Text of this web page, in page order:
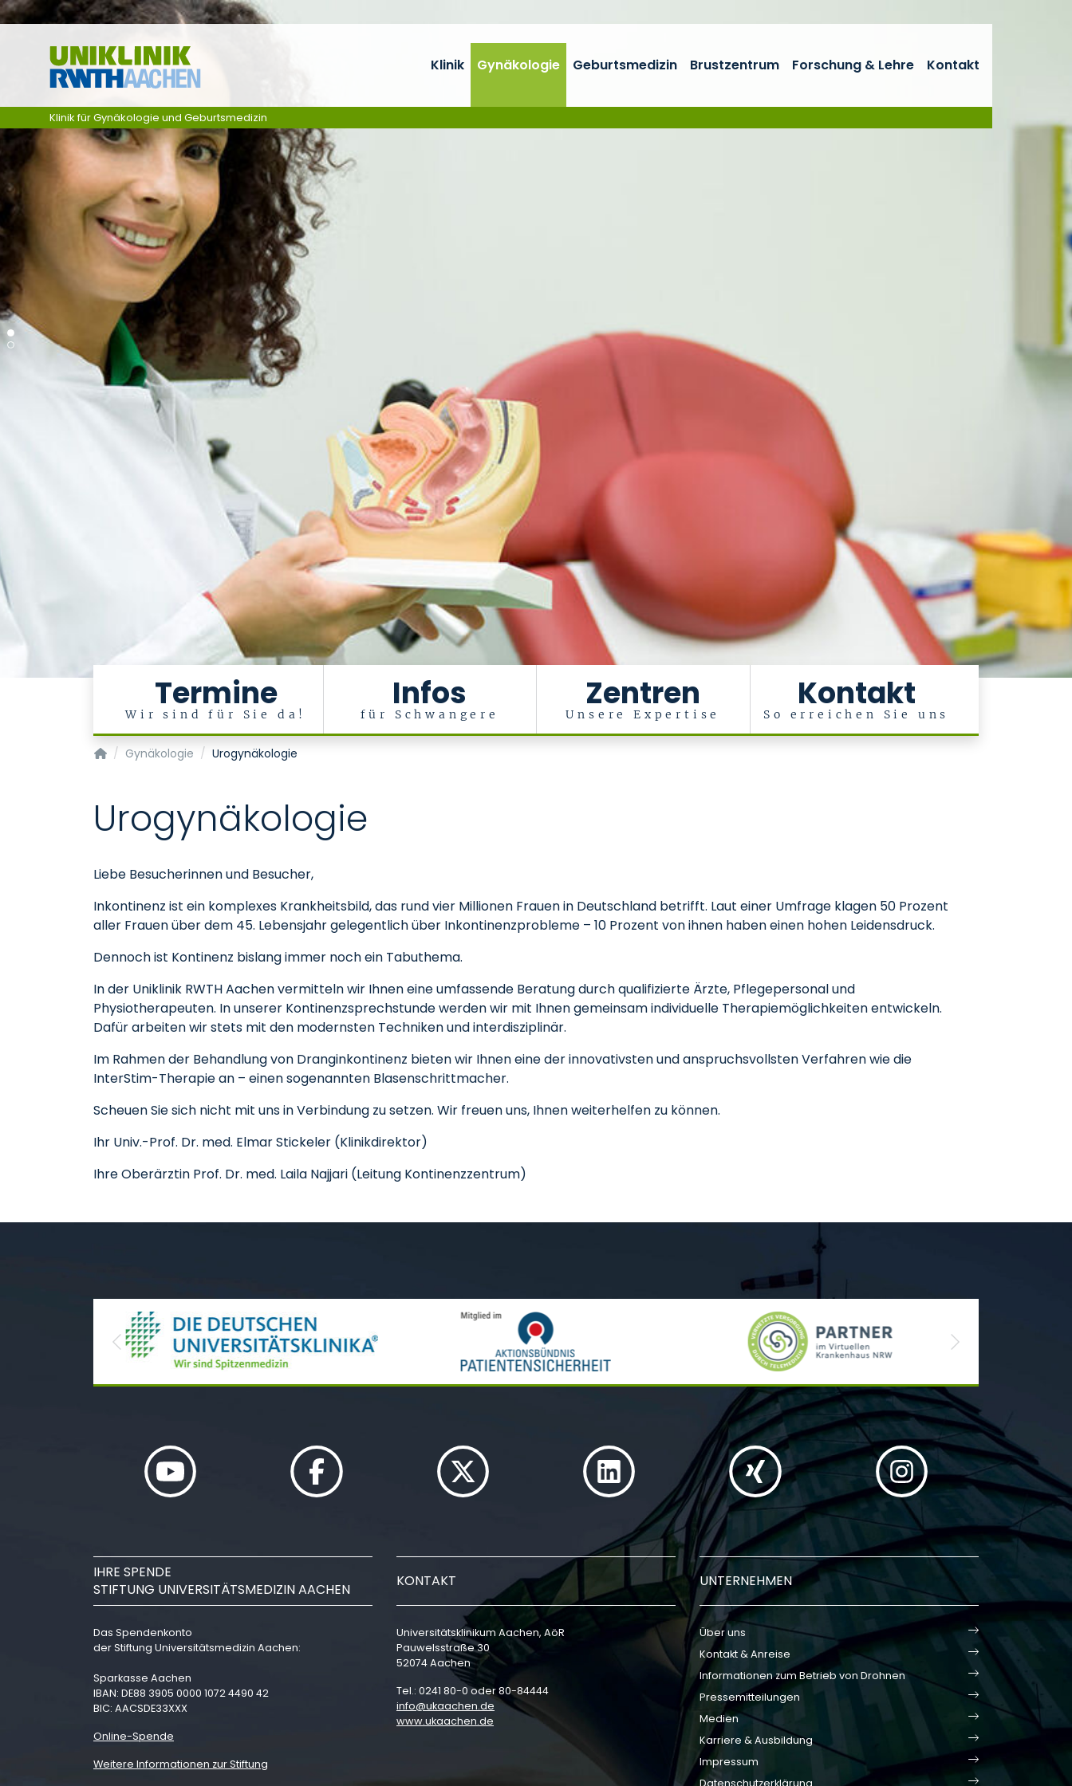
Zum Inhalt springen
Termine
Wir sind für Sie da!
Infos
für Schwangere
Zentren
Unsere Expertise
Kontakt
So erreichen Sie uns
Klinik Gynäkologie Geburtsmedizin Brustzentrum Forschung & Lehre Kontakt
Klinik für Gynäkologie und Geburtsmedizin
Klinik für Gynäkologie und Geburtsmedizin
Gynäkologie Urogynäkologie
Urogynäkologie
Liebe Besucherinnen und Besucher,
Inkontinenz ist ein komplexes Krankheitsbild, das rund vier Millionen Frauen in Deutschland betrifft. Laut einer Umfrage klagen 50 Prozent
aller Frauen über dem 45. Lebensjahr gelegentlich über Inkontinenzprobleme – 10 Prozent von ihnen haben einen hohen Leidensdruck.
Dennoch ist Kontinenz bislang immer noch ein Tabuthema.
In der Uniklinik RWTH Aachen vermitteln wir Ihnen eine umfassende Beratung durch qualifizierte Ärzte, Pflegepersonal und
Physiotherapeuten. In unserer Kontinenzsprechstunde werden wir mit Ihnen gemeinsam individuelle Therapiemöglichkeiten entwickeln.
Dafür arbeiten wir stets mit den modernsten Techniken und interdisziplinär.
Im Rahmen der Behandlung von Dranginkontinenz bieten wir Ihnen eine der innovativsten und anspruchsvollsten Verfahren wie die
InterStim-Therapie an – einen sogenannten Blasenschrittmacher.
Scheuen Sie sich nicht mit uns in Verbindung zu setzen. Wir freuen uns, Ihnen weiterhelfen zu können.
Ihr Univ.-Prof. Dr. med. Elmar Stickeler (Klinikdirektor)
Ihre Oberärztin Prof. Dr. med. Laila Najjari (Leitung Kontinenzzentrum)
Previous Next
IHRE SPENDE
STIFTUNG UNIVERSITÄTSMEDIZIN AACHEN
Das Spendenkonto
der Stiftung Universitätsmedizin Aachen:
Sparkasse Aachen
IBAN: DE88 3905 0000 1072 4490 42
BIC: AACSDE33XXX
Online-Spende
Weitere Informationen zur Stiftung
KONTAKT
Universitätsklinikum Aachen, AöR
Pauwelsstraße 30
52074 Aachen
Tel.: 0241 80-0 oder 80-84444
info
ukaachen de
www.ukaachen.de
UNTERNEHMEN
Über uns
Kontakt & Anreise
Informationen zum Betrieb von Drohnen
Pressemitteilungen
Medien
Karriere & Ausbildung
Impressum
Datenschutzerklärung